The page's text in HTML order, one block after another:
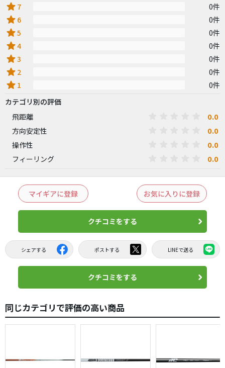
star 7 0件
star 6 0件
star5 0件
star4 0件
star3 0件
star 2 0件
star 1
0件
カテゴリ別の評価
飛距離
0.0
方向安定性 0.0
操作性 0.0
フィーリング 0.0
マイギアに登録 お気に入りに登録
クチコミをする
シェアする ポストする LINEで送る
クチコミをする
同じカテゴリで評価の高い商品